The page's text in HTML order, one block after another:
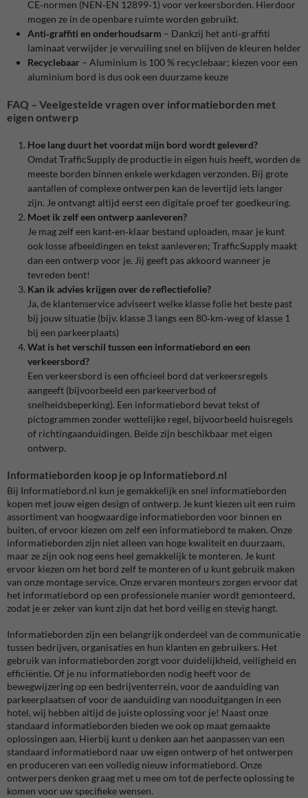
CE‑normen (NEN‑EN 12899‑1) voor verkeersborden. Hierdoor
mogen ze in de openbare ruimte worden gebruikt.
Anti‑graffiti en onderhoudsarm – Dankzij het anti‑graffiti
laminaat verwijder je vervuiling snel en blijven de kleuren helder
Recyclebaar – Aluminium is 100 % recyclebaar; kiezen voor een
aluminium bord is dus ook een duurzame keuze
FAQ – Veelgestelde vragen over informatieborden met
eigen ontwerp
Hoe lang duurt het voordat mijn bord wordt geleverd?
Omdat TrafficSupply de productie in eigen huis heeft, worden de
meeste borden binnen enkele werkdagen verzonden. Bij grote
aantallen of complexe ontwerpen kan de levertijd iets langer
zijn. Je ontvangt altijd eerst een digitale proef ter goedkeuring.
Moet ik zelf een ontwerp aanleveren?
Je mag zelf een kant‑en‑klaar bestand uploaden, maar je kunt
ook losse afbeeldingen en tekst aanleveren; TrafficSupply maakt
dan een ontwerp voor je. Jij geeft pas akkoord wanneer je
tevreden bent!
Kan ik advies krijgen over de reflectiefolie?
Ja, de klantenservice adviseert welke klasse folie het beste past
bij jouw situatie (bijv. klasse 3 langs een 80‑km‑weg of klasse 1
bij een parkeerplaats)
Wat is het verschil tussen een informatiebord en een
verkeersbord?
Een verkeersbord is een officieel bord dat verkeersregels
aangeeft (bijvoorbeeld een parkeerverbod of
snelheidsbeperking). Een informatiebord bevat tekst of
pictogrammen zonder wettelijke regel, bijvoorbeeld huisregels
of richtingaanduidingen. Beide zijn beschikbaar met eigen
ontwerp.
Informatieborden koop je op Informatiebord.nl
Bij Informatiebord.nl kun je gemakkelijk en snel informatieborden
kopen met jouw eigen design of ontwerp. Je kunt kiezen uit een ruim
assortiment van hoogwaardige informatieborden voor binnen en
buiten, of ervoor kiezen om zelf een informatiebord te maken. Onze
informatieborden zijn niet alleen van hoge kwaliteit en duurzaam,
maar ze zijn ook nog eens heel gemakkelijk te monteren. Je kunt
ervoor kiezen om het bord zelf te monteren of u kunt gebruik maken
van onze montage service. Onze ervaren monteurs zorgen ervoor dat
het informatiebord op een professionele manier wordt gemonteerd,
zodat je er zeker van kunt zijn dat het bord veilig en stevig hangt.
Informatieborden zijn een belangrijk onderdeel van de communicatie
tussen bedrijven, organisaties en hun klanten en gebruikers. Het
gebruik van informatieborden zorgt voor duidelijkheid, veiligheid en
efficiëntie. Of je nu informatieborden nodig heeft voor de
bewegwijzering op een bedrijventerrein, voor de aanduiding van
parkeerplaatsen of voor de aanduiding van nooduitgangen in een
hotel, wij hebben altijd de juiste oplossing voor je! Naast onze
standaard informatieborden bieden we ook op maat gemaakte
oplossingen aan. Hierbij kunt u denken aan het aanpassen van een
standaard informatiebord naar uw eigen ontwerp of het ontwerpen
en produceren van een volledig nieuw informatiebord. Onze
ontwerpers denken graag met u mee om tot de perfecte oplossing te
komen voor uw specifieke wensen.